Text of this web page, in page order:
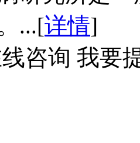
...[详情]
咨询 我要